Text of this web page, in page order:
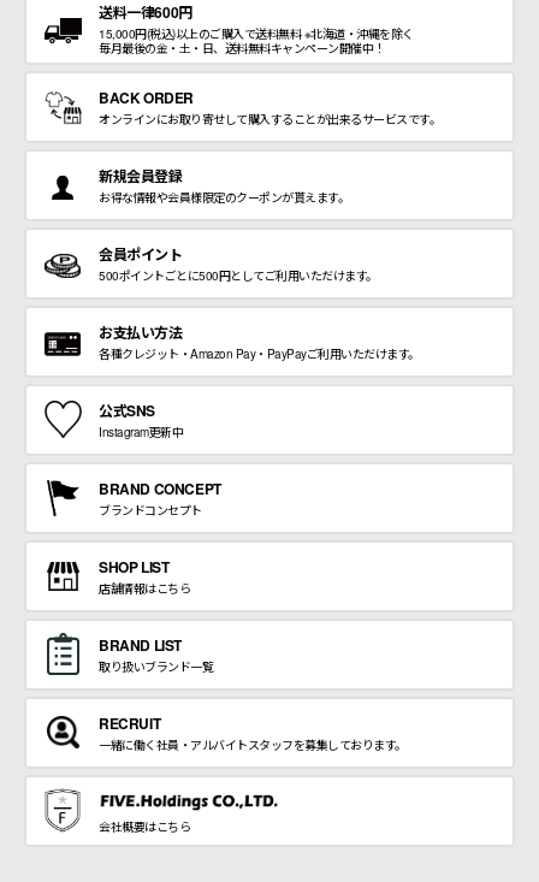
送料一律600円
15,000円(税込)以上のご購入で送料無料 ※北海道・沖縄を除く
毎月最後の金・土・日、送料無料キャンペーン開催中！
BACK ORDER
オンラインにお取り寄せして購入することが出来るサービスです。
新規会員登録
お得な情報や会員様限定のクーポンが貰えます。
会員ポイント
500ポイントごとに500円としてご利用いただけます。
お支払い方法
各種クレジット・Amazon Pay・PayPayご利用いただけます。
公式SNS
Instagram更新中
BRAND CONCEPT
ブランドコンセプト
SHOP LIST
店舗情報はこちら
BRAND LIST
取り扱いブランド一覧
RECRUIT
一緒に働く社員・アルバイトスタッフを募集しております。
会社概要はこちら